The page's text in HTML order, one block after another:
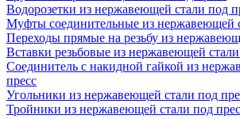
Водорозетки из нержавеющей стали под
Муфты соединительные из нержавеющей
Переходы прямые на резьбу из
Вставки резьбовые из нержавеющей
Соединитель с накидной гайкой из
пресс
Угольники из нержавеющей стали под
Тройники из нержавеющей стали под